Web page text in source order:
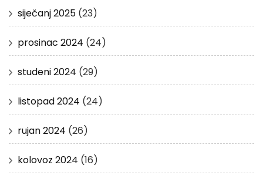
siječanj 2025 (23)
prosinac 2024 (24)
studeni 2024 (29)
listopad 2024 (24)
rujan 2024 (26)
kolovoz 2024 (16)